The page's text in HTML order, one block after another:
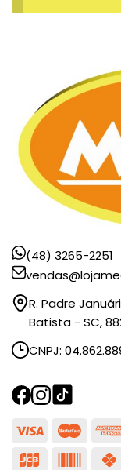
(48) 3265-2251
R. Padre
Batista - SC,
CNPJ: